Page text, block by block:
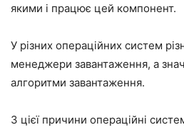
якими і працює цей компонент.
У різних операційних систем
менеджери завантаження, а
алгоритми завантаження.
З цієї причини операційні